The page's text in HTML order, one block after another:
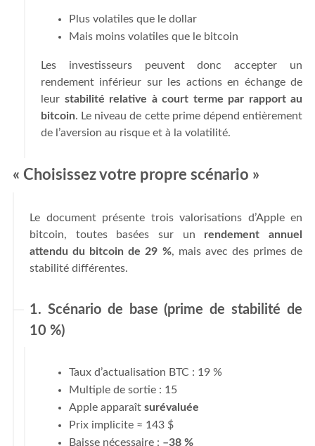
Plus volatiles que le dollar
Mais moins volatiles que le bitcoin
Les investisseurs peuvent donc accepter un
rendement inférieur sur les actions en échange de
leur stabilité relative à court terme par rapport au
bitcoin. Le niveau de cette prime dépend entièrement
de l’aversion au risque et à la volatilité.
« Choisissez votre propre scénario »
Le document présente trois valorisations d’Apple en
bitcoin, toutes basées sur un rendement annuel
attendu du bitcoin de 29 %, mais avec des primes de
stabilité différentes.
1. Scénario de base (prime de stabilité de
10 %)
Taux d’actualisation BTC : 19 %
Multiple de sortie : 15
Apple apparaît surévaluée
Prix implicite ≈ 143 $
Baisse nécessaire : –38 %